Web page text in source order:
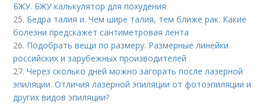
БЖУ. БЖУ калькулятор для похудения
25. Бедра талия и. Чем шире талия, тем ближе рак. Какие
болезни предскажет сантиметровая лента
26. Подобрать вещи по размеру. Размерные линейки
российских и зарубежных производителей
27.Через сколько дней можно загорать после лазерной
эпиляции. Отличия лазерной эпиляции от фотоэпиляции и
других видов эпиляции?